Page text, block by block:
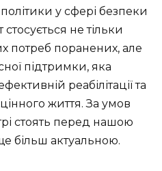
у сфері безпеки
не тільки
потреб поранених, але
підтримки, яка
реабілітації та
життя. За умов
стоять перед нашою
більш актуальною.